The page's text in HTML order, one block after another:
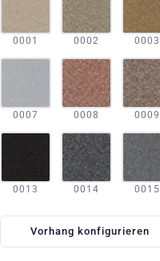
0001 0002 0003
0007 0008 0009
0013 0014 0015
Vorhang konfigurieren